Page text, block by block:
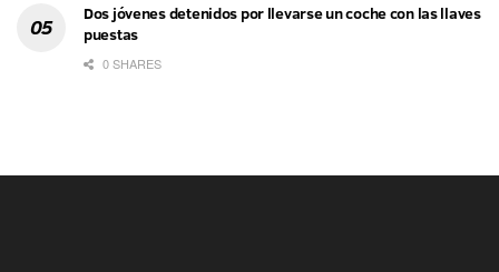
Dos jóvenes detenidos por llevarse un coche con las llaves
puestas
0 SHARES